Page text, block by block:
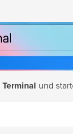
Terminal und